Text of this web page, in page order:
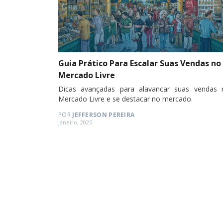
Guia Prático Para Escalar Suas Vendas no
Mercado Livre
Dicas avançadas para alavancar suas vendas
Mercado Livre e se destacar no mercado.
POR JEFFERSON PEREIRA
Posted
janeiro, 2025